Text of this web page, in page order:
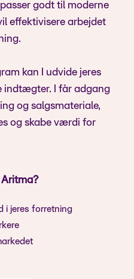
godt til moderne
effektivisere arbejdet
kan I udvide jeres
indtægter. I får adgang
og salgsmateriale,
og skabe værdi for
Aritma?
i jeres forretning